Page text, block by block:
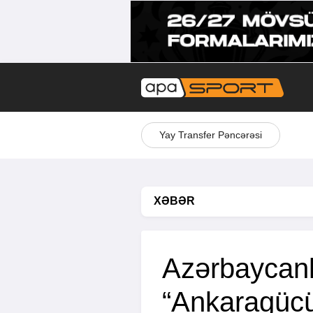
Yay Transfer Pəncərəsi
XƏBƏR